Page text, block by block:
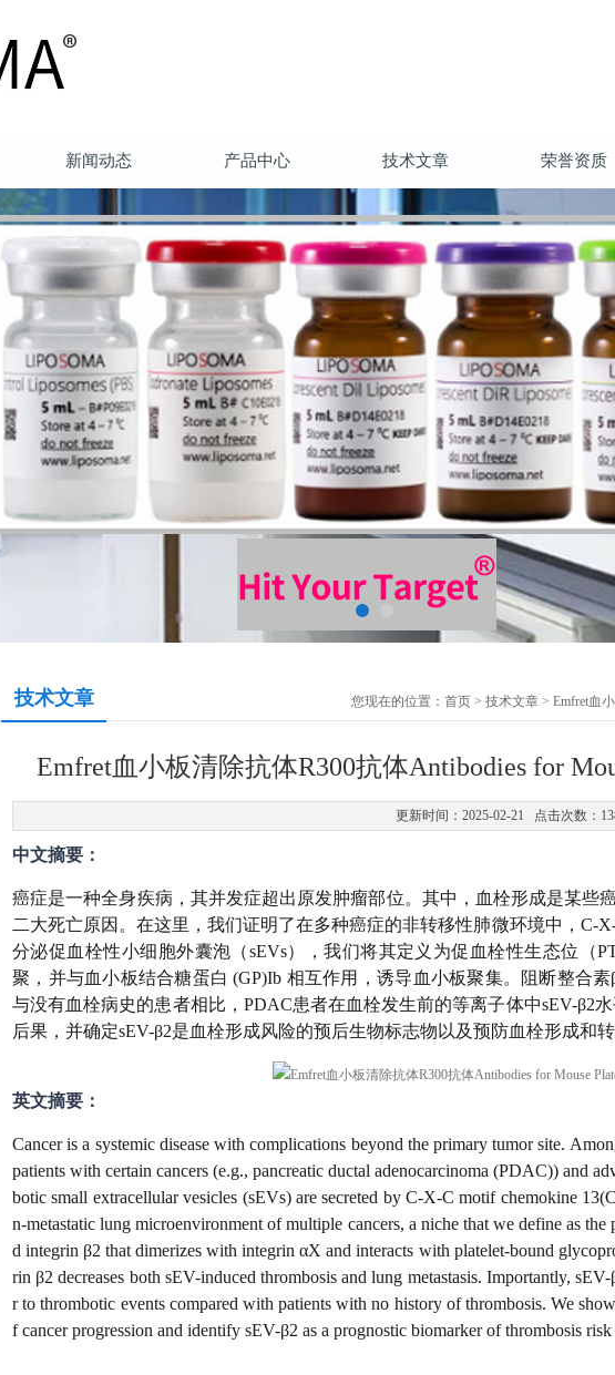
新闻动态 产品中心 技术文章 荣誉资质
技术文章 您现在的位置： 首页 > 技术文章 > Emfret血
Emfret血小板清除抗体R300抗体Antibodies for
更新时间：2025-02-21 点击次数：
中文摘要：
癌症是一种全身疾病，其并发症超出原发肿瘤部位。其中，血栓形成是某些
二大死亡原因。在这里，我们证明了在多种癌症的非转移性肺微环境中，C-
分泌促血栓性小细胞外囊泡（sEVs），我们将其定义为促血栓性生态位（
聚，并与血小板结合糖蛋白 (GP)Ib 相互作用，诱导血小板聚集。阻断整合
与没有血栓病史的患者相比，PDAC患者在血栓发生前的等离子体中sEV-β2
后果，并确定sEV-β2是血栓形成风险的预后生物标志物以及预防血栓形成和转
英文摘要：
Cancer is a systemic disease with complications beyond the primary tumor site.
patients with certain cancers (e.g., pancreatic ductal adenocarcinoma (PDAC)) and
botic small extracellular vesicles (sEVs) are secreted by C-X-C motif chemokine
n-metastatic lung microenvironment of multiple cancers, a niche that we define as
d integrin β2 that dimerizes with integrin αX and interacts with platelet-bound
rin β2 decreases both sEV-induced thrombosis and lung metastasis. Importantly,
r to thrombotic events compared with patients with no history of thrombosis. We
f cancer progression and identify sEV-β2 as a prognostic biomarker of thrombosis